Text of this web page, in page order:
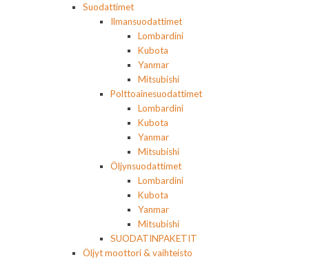
Suodattimet
Ilmansuodattimet
Lombardini
Kubota
Yanmar
Mitsubishi
Polttoainesuodattimet
Lombardini
Kubota
Yanmar
Mitsubishi
Öljynsuodattimet
Lombardini
Kubota
Yanmar
Mitsubishi
SUODATINPAKETIT
Öljyt moottori & vaihteisto